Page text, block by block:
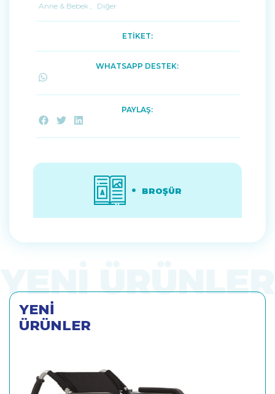
Anne & Bebek
Diğer
ETİKET:
WHATSAPP DESTEK:
PAYLAŞ:
BROŞÜR
YENİ
ÜRÜNLER